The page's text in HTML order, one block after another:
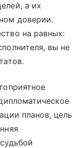
а их
доверии.
на равных:
вы не
планов, цель